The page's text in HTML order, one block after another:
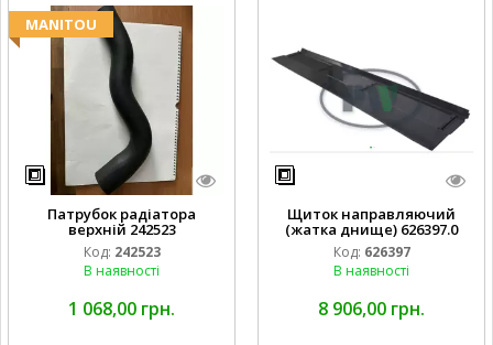
MANITOU
Патрубок радіатора
верхній 242523
Код: 242523
В наявності
1 068,00 грн.
Щиток направляючий
(жатка днище) 626397.0
Код: 626397
В наявності
8 906,00 грн.